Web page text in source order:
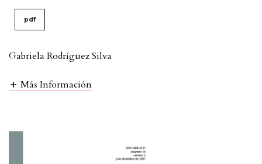
pdf
Gabriela Rodríguez Silva
Más Información